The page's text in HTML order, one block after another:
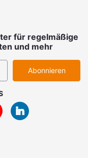
für regelmäßige
und mehr
Abonnieren